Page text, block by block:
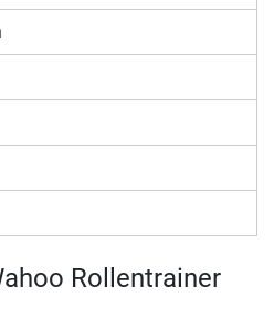
Rollentrainer